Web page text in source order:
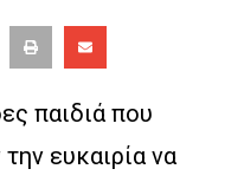
παιδιά που
ευκαιρία να